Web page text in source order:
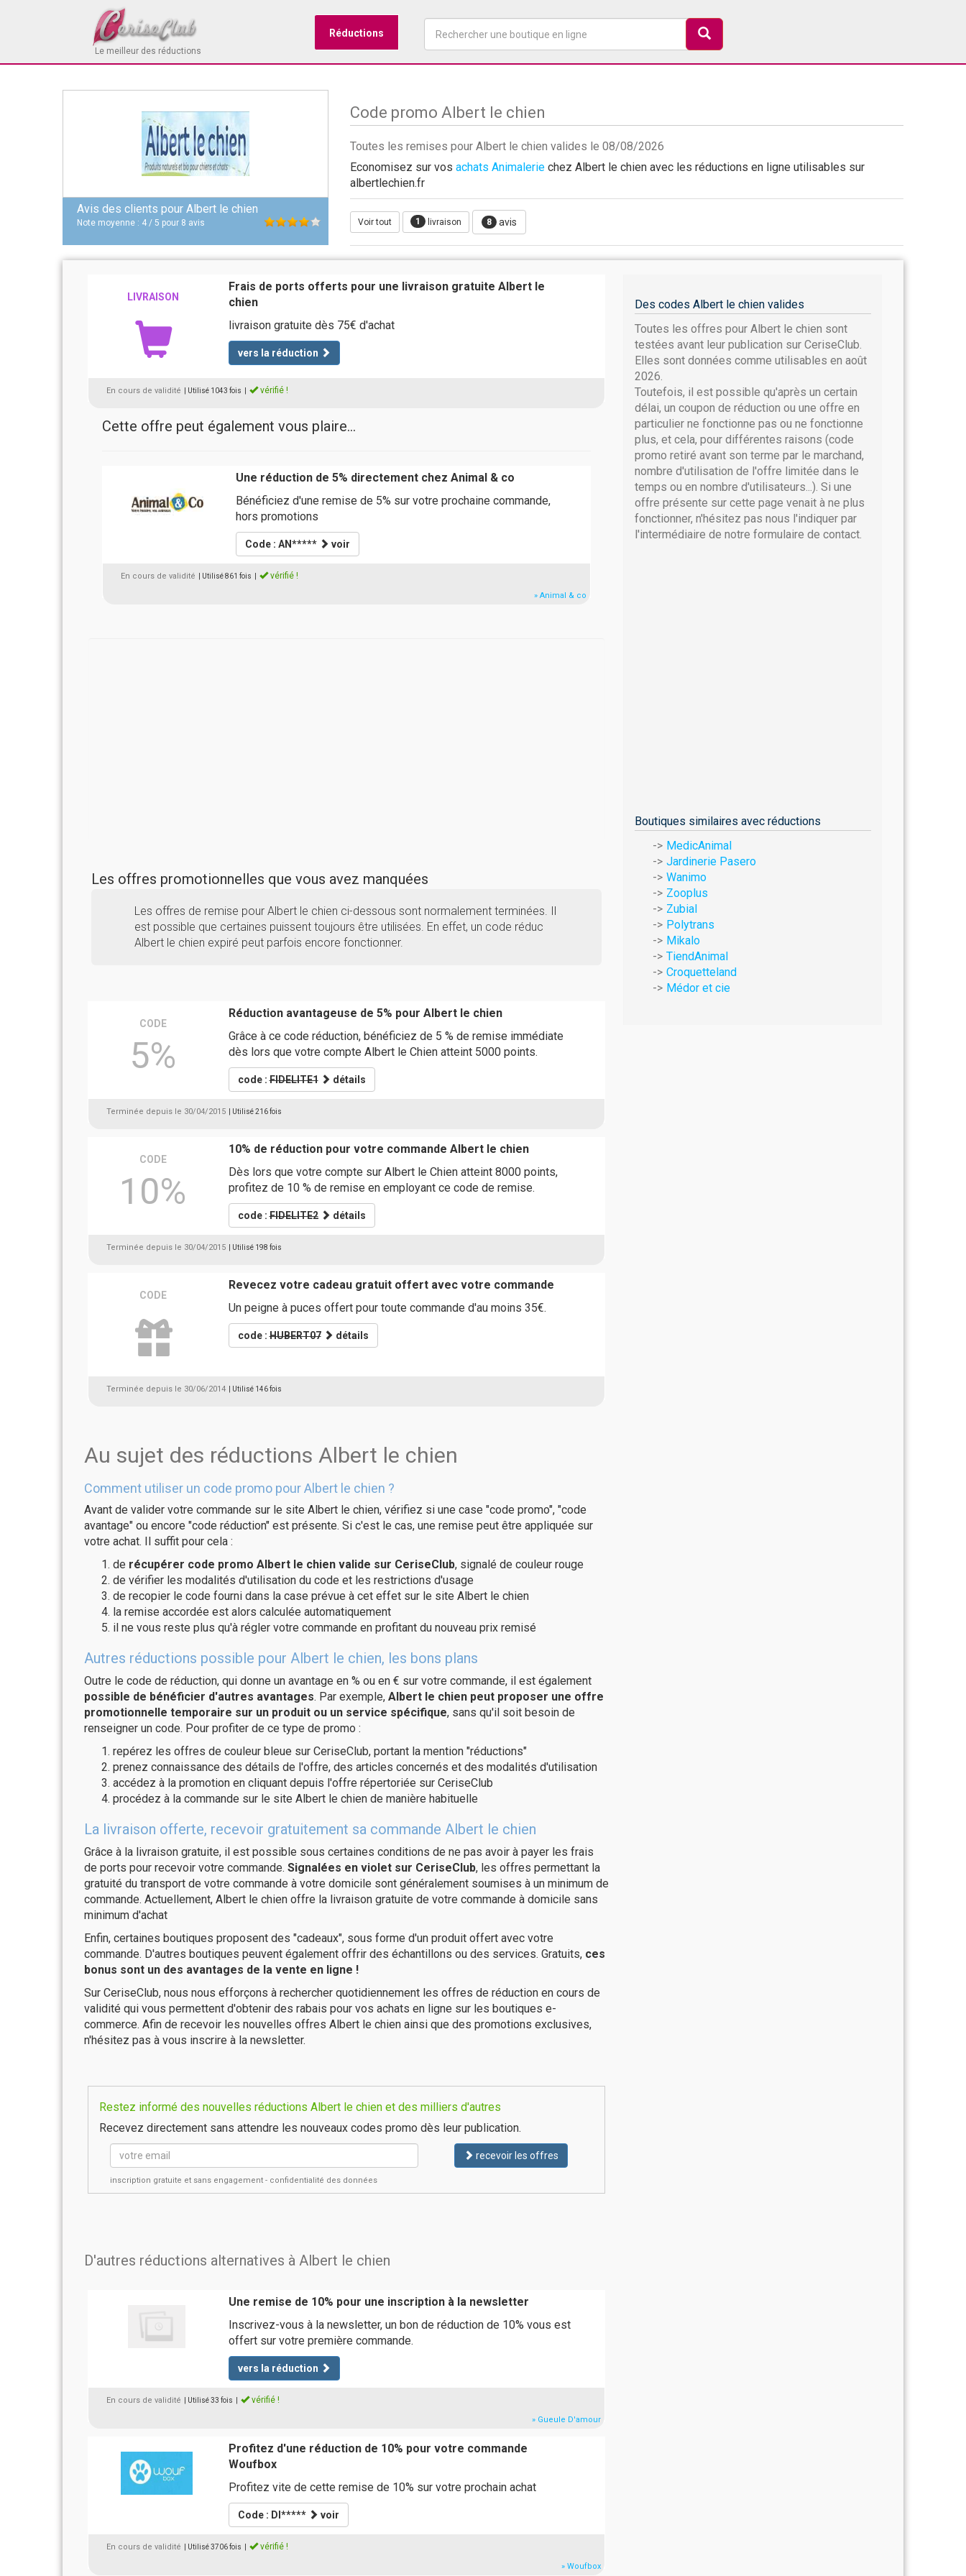
Le meilleur des réductions
Réductions
Avis des clients pour Albert le chien
Note moyenne : 4 / 5 pour 8 avis
Code promo Albert le chien
Toutes les remises pour Albert le chien valides le 08/08/2026
Economisez sur vos achats Animalerie chez Albert le chien avec les réductions en ligne utilisables sur
albertlechien.fr
Voir tout 1 livraison 8 avis
LIVRAISON
Frais de ports offerts pour une livraison gratuite Albert le
chien
livraison gratuite dès 75€ d'achat
vers la réduction
En cours de validité | Utilisé 1043 fois vérifié !
Cette offre peut également vous plaire...
Une réduction de 5% directement chez Animal & co
Bénéficiez d'une remise de 5% sur votre prochaine commande,
hors promotions
Code : AN***** voir
En cours de validité | Utilisé 861 fois vérifié !
» Animal & co
Les offres promotionnelles que vous avez manquées
Les offres de remise pour Albert le chien ci-dessous sont normalement terminées. Il
est possible que certaines puissent toujours être utilisées. En effet, un code réduc
Albert le chien expiré peut parfois encore fonctionner.
CODE
5%
Réduction avantageuse de 5% pour Albert le chien
Grâce à ce code réduction, bénéficiez de 5 % de remise immédiate
dès lors que votre compte Albert le Chien atteint 5000 points.
code :FIDELITE1 détails
Terminée depuis le 30/04/2015 | Utilisé 216 fois
CODE
10%
10% de réduction pour votre commande Albert le chien
Dès lors que votre compte sur Albert le Chien atteint 8000 points,
profitez de 10 % de remise en employant ce code de remise.
code :FIDELITE2 détails
Terminée depuis le 30/04/2015 | Utilisé 198 fois
CODE
Revecez votre cadeau gratuit offert avec votre commande
Un peigne à puces offert pour toute commande d'au moins 35€.
code :HUBERT07 détails
Terminée depuis le 30/06/2014 | Utilisé 146 fois
Au sujet des réductions Albert le chien
Comment utiliser un code promo pour Albert le chien ?
Avant de valider votre commande sur le site Albert le chien, vérifiez si une case "code promo", "code
avantage" ou encore "code réduction" est présente. Si c'est le cas, une remise peut être appliquée sur
votre achat. Il suffit pour cela :
de récupérer code promo Albert le chien valide sur CeriseClub, signalé de couleur rouge
de vérifier les modalités d'utilisation du code et les restrictions d'usage
de recopier le code fourni dans la case prévue à cet effet sur le site Albert le chien
la remise accordée est alors calculée automatiquement
il ne vous reste plus qu'à régler votre commande en profitant du nouveau prix remisé
Autres réductions possible pour Albert le chien, les bons plans
Outre le code de réduction, qui donne un avantage en % ou en € sur votre commande, il est également
possible de bénéficier d'autres avantages. Par exemple, Albert le chien peut proposer une offre
promotionnelle temporaire sur un produit ou un service spécifique, sans qu'il soit besoin de
renseigner un code. Pour profiter de ce type de promo :
repérez les offres de couleur bleue sur CeriseClub, portant la mention "réductions"
prenez connaissance des détails de l'offre, des articles concernés et des modalités d'utilisation
accédez à la promotion en cliquant depuis l'offre répertoriée sur CeriseClub
procédez à la commande sur le site Albert le chien de manière habituelle
La livraison offerte, recevoir gratuitement sa commande Albert le chien
Grâce à la livraison gratuite, il est possible sous certaines conditions de ne pas avoir à payer les frais
de ports pour recevoir votre commande. Signalées en violet sur CeriseClub, les offres permettant la
gratuité du transport de votre commande à votre domicile sont généralement soumises à un minimum de
commande. Actuellement, Albert le chien offre la livraison gratuite de votre commande à domicile sans
minimum d'achat
Enfin, certaines boutiques proposent des "cadeaux", sous forme d'un produit offert avec votre
commande. D'autres boutiques peuvent également offrir des échantillons ou des services. Gratuits, ces
bonus sont un des avantages de la vente en ligne !
Sur CeriseClub, nous nous efforçons à rechercher quotidiennement les offres de réduction en cours de
validité qui vous permettent d'obtenir des rabais pour vos achats en ligne sur les boutiques e-
commerce. Afin de recevoir les nouvelles offres Albert le chien ainsi que des promotions exclusives,
n'hésitez pas à vous inscrire à la newsletter.
Restez informé des nouvelles réductions Albert le chien et des milliers d'autres
Recevez directement sans attendre les nouveaux codes promo dès leur publication.
recevoir les offres
inscription gratuite et sans engagement - confidentialité des données
D'autres réductions alternatives à Albert le chien
Une remise de 10% pour une inscription à la newsletter
Inscrivez-vous à la newsletter, un bon de réduction de 10% vous est
offert sur votre première commande.
vers la réduction
En cours de validité | Utilisé 33 fois vérifié !
» Gueule D'amour
Profitez d'une réduction de 10% pour votre commande
Woufbox
Profitez vite de cette remise de 10% sur votre prochain achat
Code : DI***** voir
En cours de validité | Utilisé 3706 fois vérifié !
» Woufbox
Des codes Albert le chien valides
Toutes les offres pour Albert le chien sont
testées avant leur publication sur CeriseClub.
Elles sont données comme utilisables en août
2026.
Toutefois, il est possible qu'après un certain
délai, un coupon de réduction ou une offre en
particulier ne fonctionne pas ou ne fonctionne
plus, et cela, pour différentes raisons (code
promo retiré avant son terme par le marchand,
nombre d'utilisation de l'offre limitée dans le
temps ou en nombre d'utilisateurs...). Si une
offre présente sur cette page venait à ne plus
fonctionner, n'hésitez pas nous l'indiquer par
l'intermédiaire de notre formulaire de contact.
Boutiques similaires avec réductions
MedicAnimal
Jardinerie Pasero
Wanimo
Zooplus
Zubial
Polytrans
Mikalo
TiendAnimal
Croquetteland
Médor et cie